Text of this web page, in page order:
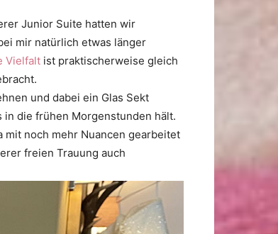
Junior Suite hatten wir
mir natürlich etwas länger
Vielfalt ist praktischerweise gleich
und dabei ein Glas Sekt
die frühen Morgenstunden hält.
mit noch mehr Nuancen gearbeitet
freien Trauung auch